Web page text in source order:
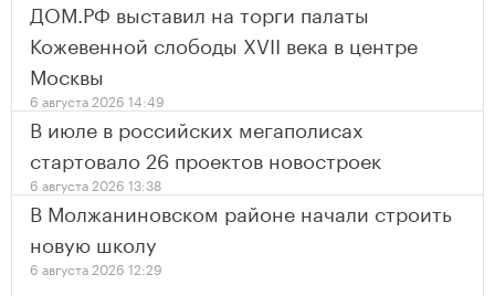
ДОМ.РФ выставил на торги палаты
Кожевенной слободы XVII века в центре
Москвы
6 августа 2026 14:49
В июле в российских мегаполисах
стартовало 26 проектов новостроек
6 августа 2026 13:38
В Молжаниновском районе начали строить
новую школу
6 августа 2026 12:29